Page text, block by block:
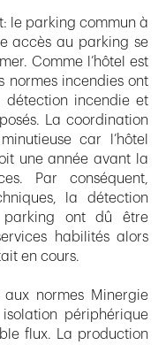
le parking commun à
accès au parking se
Comme l’hôtel est
normes incendies ont
détection incendie et
La coordination
car l’hôtel
une année avant la
Par conséquent,
la détection
ont dû être
habilités alors
en cours.
aux normes Minergie
périphérique
flux. La production